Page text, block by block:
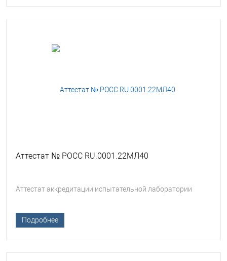
Аттестат № РОСС RU.0001.22МЛ40
Аттестат аккредитации испытательной лаборатории
Подробнее